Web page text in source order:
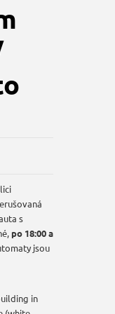
s
po 18:00 a
jsou
in